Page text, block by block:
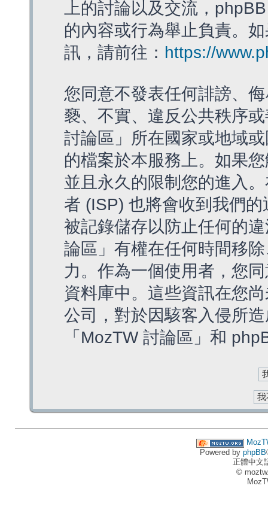
上的討論以及交流，
的內容或行為舉止負責。
訊，請前往： https://
您同意不發表任何誹謗、
褻、不實、違反公共秩序
討論區」所在國家或地域
的檔案於本服務上。如果
並且永久的限制您的進入
者 (ISP) 也將會收到我們
被記錄儲存以防止任何的
論區」有權在任何時間移
力。作為一個使用者，您
資料庫中。這些資訊在您
公司，對於因駭客入侵所
「MozTW 討論區」和
Powered by phpBB
正體中文
©